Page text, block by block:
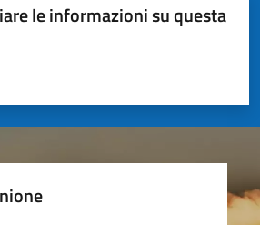
le informazioni su questa
5 stelle su 5
su 5
su 5
5